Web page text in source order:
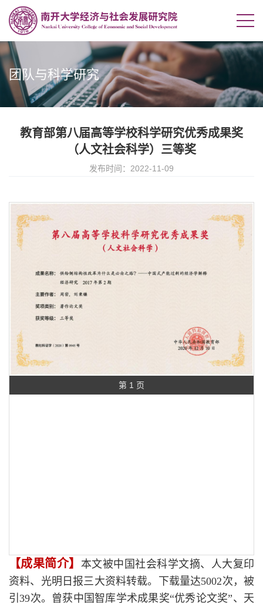
团队与科学研究
教育部第八届高等学校科学研究优秀成果奖
（人文社会科学）三等奖
发布时间：2022-11-09
第 1 页
【成果简介】 本文被中国社会科学文摘、人大复印
资料、光明日报三大资料转载。下载量达5002次，被
引39次。曾获中国智库学术成果奖“优秀论文奖”、天